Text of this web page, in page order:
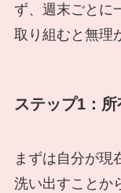
ず、週末ごとに
取り組むと無理
ステップ1：
まずは自分が現
洗い出すことか